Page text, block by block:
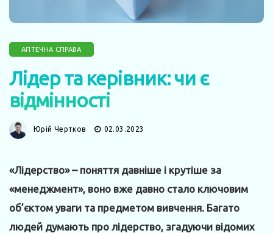
АПТЕЧНА СПРАВА
Лідер та керівник: чи є
відмінності
Юрій Чертков 02.03.2023
«Лідерство» – поняття давніше і крутіше за
«менеджмент», воно вже давно стало ключовим
об’єктом уваги та предметом вивчення. Багато
людей думають про лідерство, згадуючи відомих